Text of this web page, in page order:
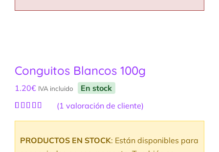
Conguitos Blancos 100g
1.20€ IVA incluido En stock
valoración
(1 valoración de cliente)
PRODUCTOS EN STOCK: Están disponibles para